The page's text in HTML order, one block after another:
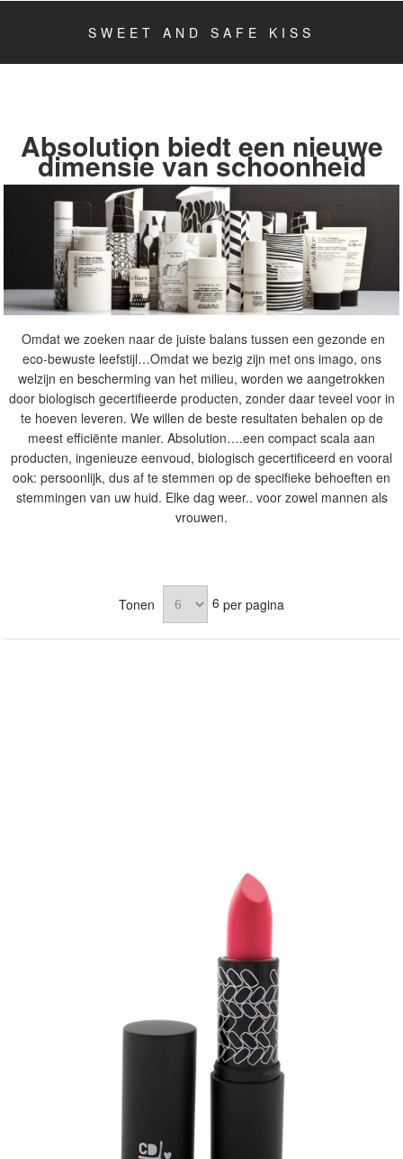
SWEET AND SAFE KISS
Absolution biedt een nieuwe
dimensie van schoonheid
Omdat we zoeken naar de juiste balans tussen een gezonde en
eco-bewuste leefstijl…Omdat we bezig zijn met ons imago, ons
welzijn en bescherming van het milieu, worden we aangetrokken
door biologisch gecertifieerde producten, zonder daar teveel voor in
te hoeven leveren. We willen de beste resultaten behalen op de
meest efficiënte manier. Absolution….een compact scala aan
producten, ingenieuze eenvoud, biologisch gecertificeerd en vooral
ook: persoonlijk, dus af te stemmen op de specifieke behoeften en
stemmingen van uw huid. Elke dag weer.. voor zowel mannen als
vrouwen.
Tonen 6 per pagina